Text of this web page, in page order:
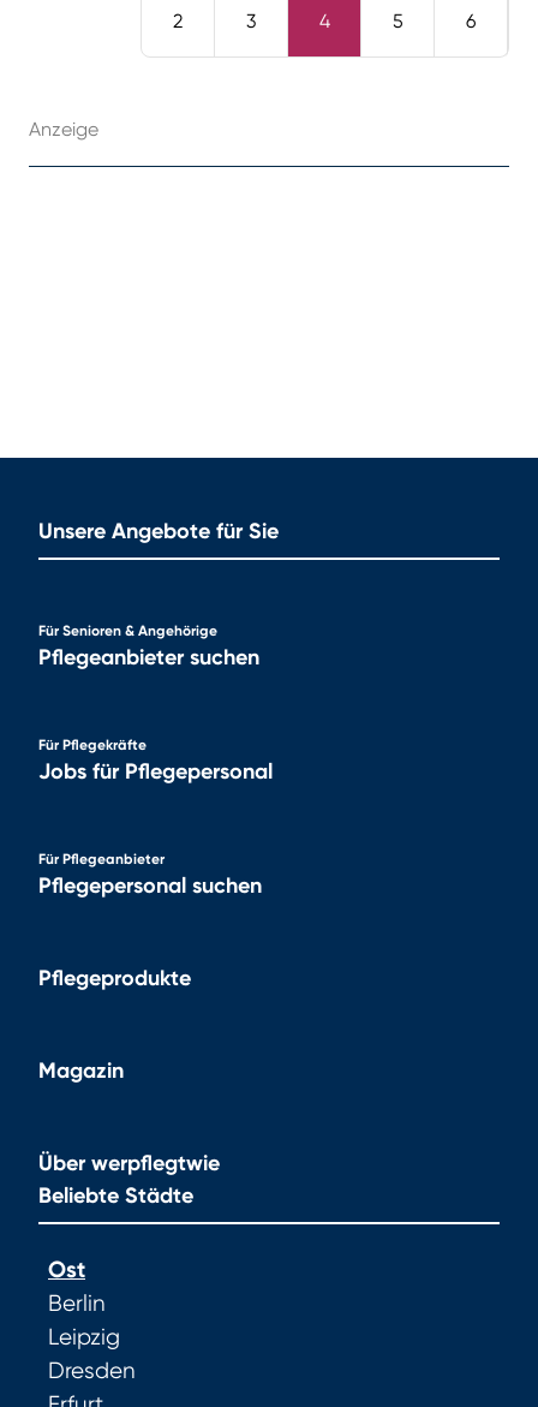
2 3 4 5 6
Anzeige
Unsere Angebote für Sie
Für Senioren & Angehörige
Pflegeanbieter suchen
Für Pflegekräfte
Jobs für Pflegepersonal
Für Pflegeanbieter
Pflegepersonal suchen
Pflegeprodukte
Magazin
Über werpflegtwie
Beliebte Städte
Ost
Berlin
Leipzig
Dresden